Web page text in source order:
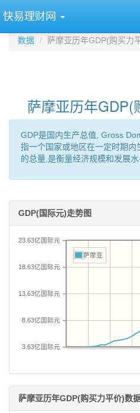
快易理财网
数据 萨摩亚历年GDP(购买力
萨摩亚历年GDP(
GDP是国内生产总值, Gross
指一个国家或地区在一定时期
的总量,是衡量经济规模和发展水
GDP(国际元)走势图
3.63亿国际元
8.63亿国际元
13.63亿国际元
18.63亿国际元
23.63亿国际元
萨摩亚
萨摩亚历年GDP(购买力平价)数